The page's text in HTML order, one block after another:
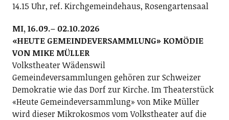
14.15 Uhr, ref. Kirchgemeindehaus, Rosengartensaal
MI, 16.09.– 02.10.2026
«HEUTE GEMEINDEVERSAMMLUNG» KOMÖDIE
VON MIKE MÜLLER
Volkstheater Wädenswil
Gemeindeversammlungen gehören zur Schweizer
Demokratie wie das Dorf zur Kirche. Im Theaterstück
«Heute Gemeindeversammlung» von Mike Müller
wird dieser Mikrokosmos vom Volkstheater auf die